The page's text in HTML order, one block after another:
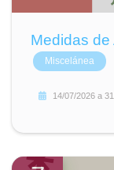
Medidas
Miscelánea
14/07/2026 a